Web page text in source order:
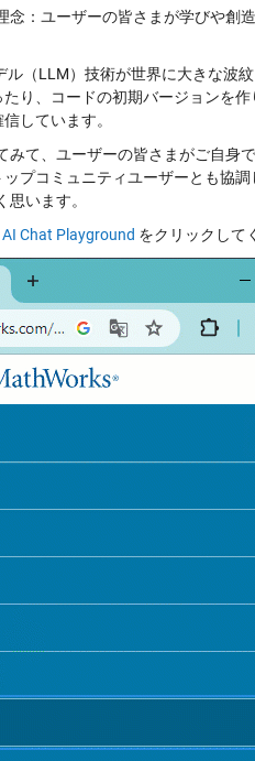
：ユーザーの皆さまが学びや創
（LLM）技術が世界に大きな波
り、コードの初期バージョンを
しています。
みて、ユーザーの皆さまがご自身
プコミュニティユーザーとも協
います。
AI Chat Playground をクリックして